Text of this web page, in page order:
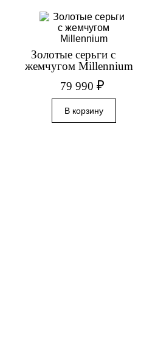
Золотые серьги с
жемчугом Millennium
79 990 ₽